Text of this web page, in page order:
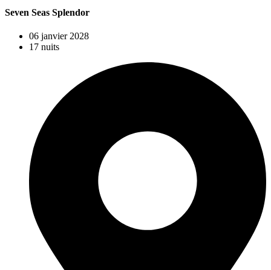
Seven Seas Splendor
06 janvier 2028
17 nuits